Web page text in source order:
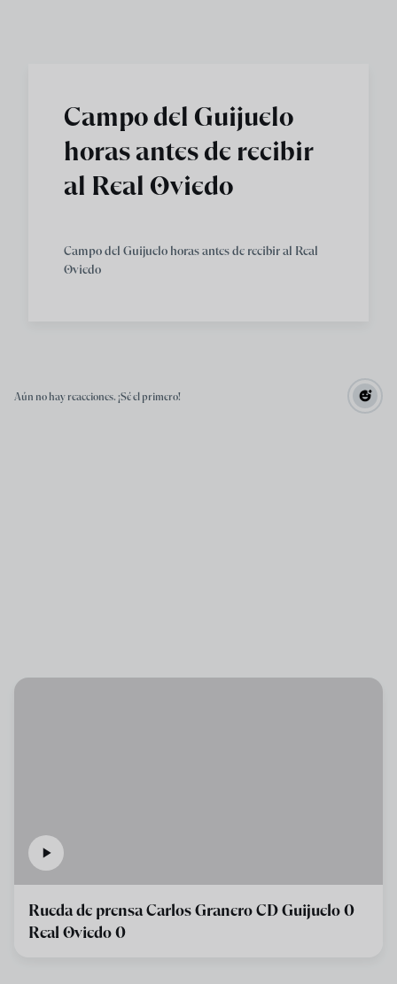
Campo del Guijuelo
horas antes de recibir
al Real Oviedo
Campo del Guijuelo horas antes de recibir al Real
Oviedo
Aún no hay reacciones. ¡Sé el primero!
Rueda de prensa Carlos Granero CD Guijuelo 0
Real Oviedo 0